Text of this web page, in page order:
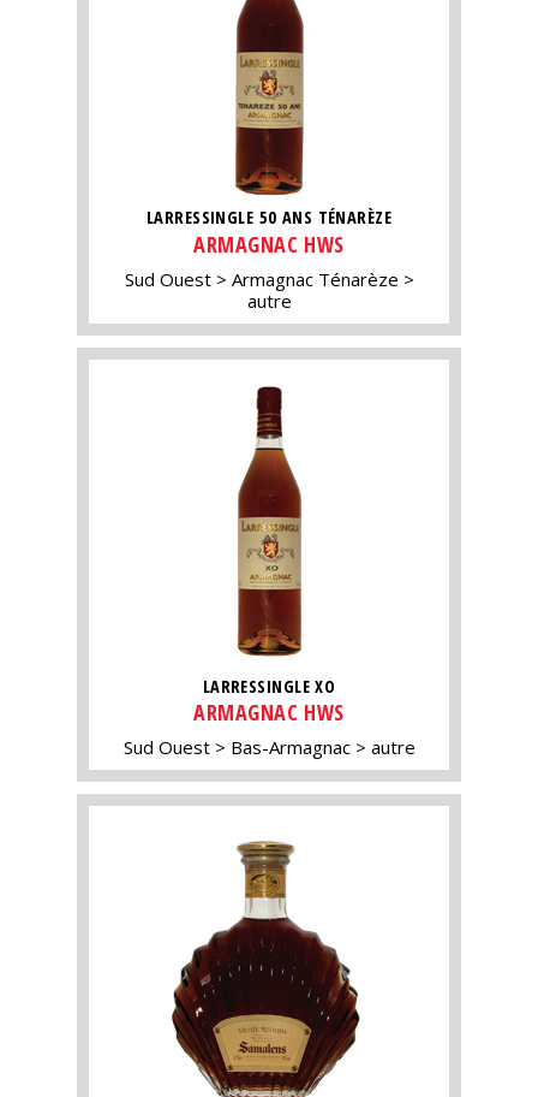
LARRESSINGLE 50 ANS TÉNARÈZE
ARMAGNAC HWS
Sud Ouest
Armagnac Ténarèze
autre
LARRESSINGLE XO
ARMAGNAC HWS
Sud Ouest Bas-Armagnac autre